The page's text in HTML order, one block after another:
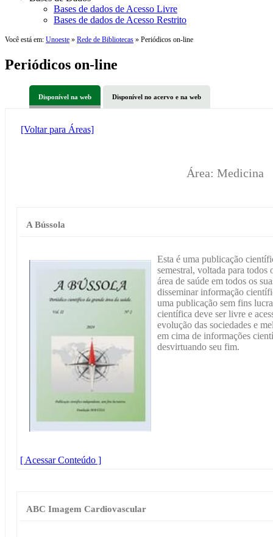
Bases de dados de Acesso Livre
Bases de dados de Acesso Restrito
Você está em: Unoeste » Rede de Bibliotecas » Periódicos on-line
Periódicos on-line
Disponível na web Disponível no acervo e na web
[Voltar para Áreas]
Área: Medicina
A Bússola
Esta é uma publicação
semestral, voltada para todos
área de saúde em todos os
disseminar informação
uma publicação sem fins
científica deve ser livre e
evolução das sociedades e
em cima de informações
desvirtuando seu fim.
[ Acessar Conteúdo ]
ABC Imagem Cardiovascular